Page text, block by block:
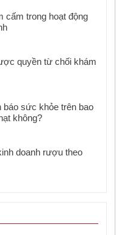
cấm trong hoạt động
quyền từ chối khám
báo sức khỏe trên bao
không?
doanh rượu theo